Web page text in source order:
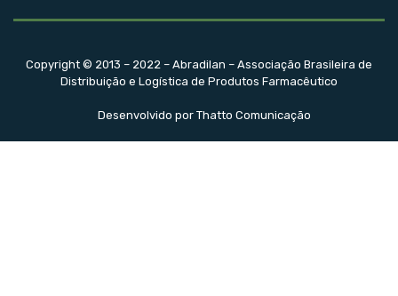
Copyright © 2013 – 2022 – Abradilan – Associação Brasileira de
Distribuição e Logística de Produtos Farmacêutico
Desenvolvido por Thatto Comunicação